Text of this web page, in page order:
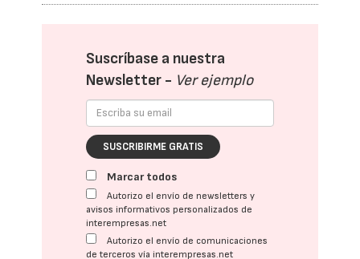
Suscríbase a nuestra
Newsletter - Ver ejemplo
SUSCRIBIRME GRATIS
Marcar todos
Autorizo el envío de newsletters y
avisos informativos personalizados de
interempresas.net
Autorizo el envío de comunicaciones
de terceros vía interempresas.net